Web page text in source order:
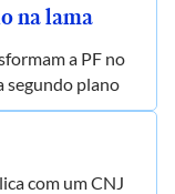
na lama
a PF no
segundo plano
com um CNJ